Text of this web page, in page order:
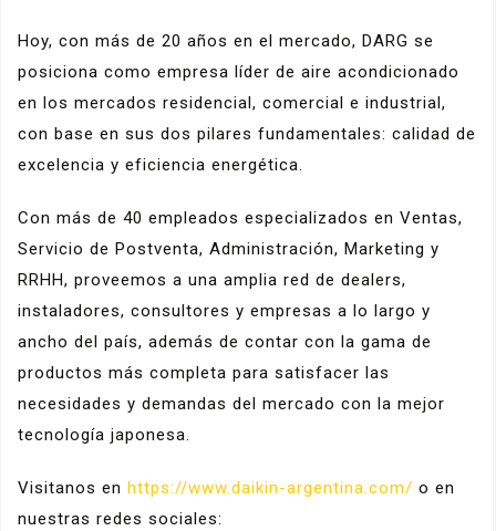
Hoy, con más de 20 años en el mercado, DARG se
posiciona como empresa líder de aire acondicionado
en los mercados residencial, comercial e industrial,
con base en sus dos pilares fundamentales: calidad de
excelencia y eficiencia energética.
Con más de 40 empleados especializados en Ventas,
Servicio de Postventa, Administración, Marketing y
RRHH, proveemos a una amplia red de dealers,
instaladores, consultores y empresas a lo largo y
ancho del país, además de contar con la gama de
productos más completa para satisfacer las
necesidades y demandas del mercado con la mejor
tecnología japonesa.
Visitanos en https://www.daikin-argentina.com/ o en
nuestras redes sociales: